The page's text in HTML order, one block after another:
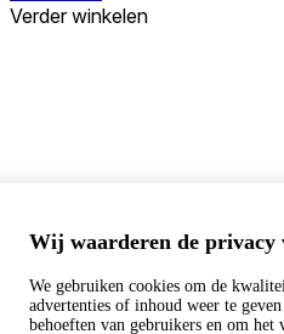
0,00
Winkelwagentje tonenKassa
Wij waarderen de privacy
We gebruiken cookies om de
advertenties of inhoud weer te
behoeften van gebruikers en om het
Verder winkelen